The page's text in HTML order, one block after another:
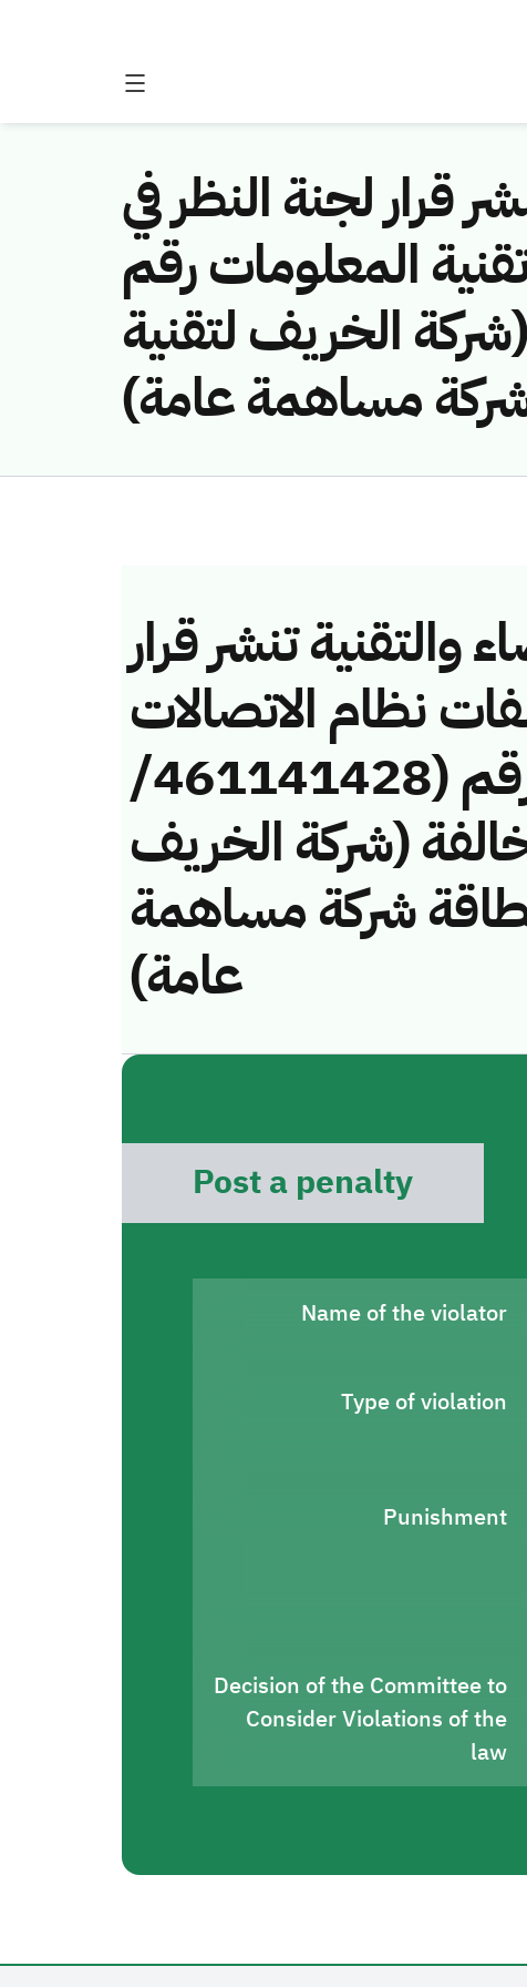
قرار لجنة النظر في
المعلومات رقم
لمخالفة (شركة الخريف لتقنية
شركة مساهمة عامة)
والتقنية تنشر قرار
نظام الاتصالات
وتقنية المعلومات رقم (461141428/
لمخالفة (شركة الخريف
شركة مساهمة
عامة)
Post a penalty
Name of the violator
Type of violation
Punishment
Decision of the Committee to
Consider Violations of the
law